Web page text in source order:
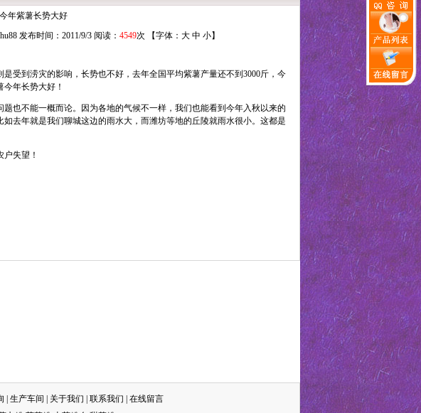
今年紫薯长势大好
发布时间：2011/9/3 阅读： 4549次 【字体： 大 中 小】
受到涝灾的影响，长势也不好，去年全国平均紫薯产量还不到3000斤，今
年长势大好！
也不能一概而论。因为各地的气候不一样，我们也能看到今年入秋以来的
去年就是我们聊城这边的雨水大，而潍坊等地的丘陵就雨水很小。这都是
失望！
生产车间 关于我们 联系我们
在线留言